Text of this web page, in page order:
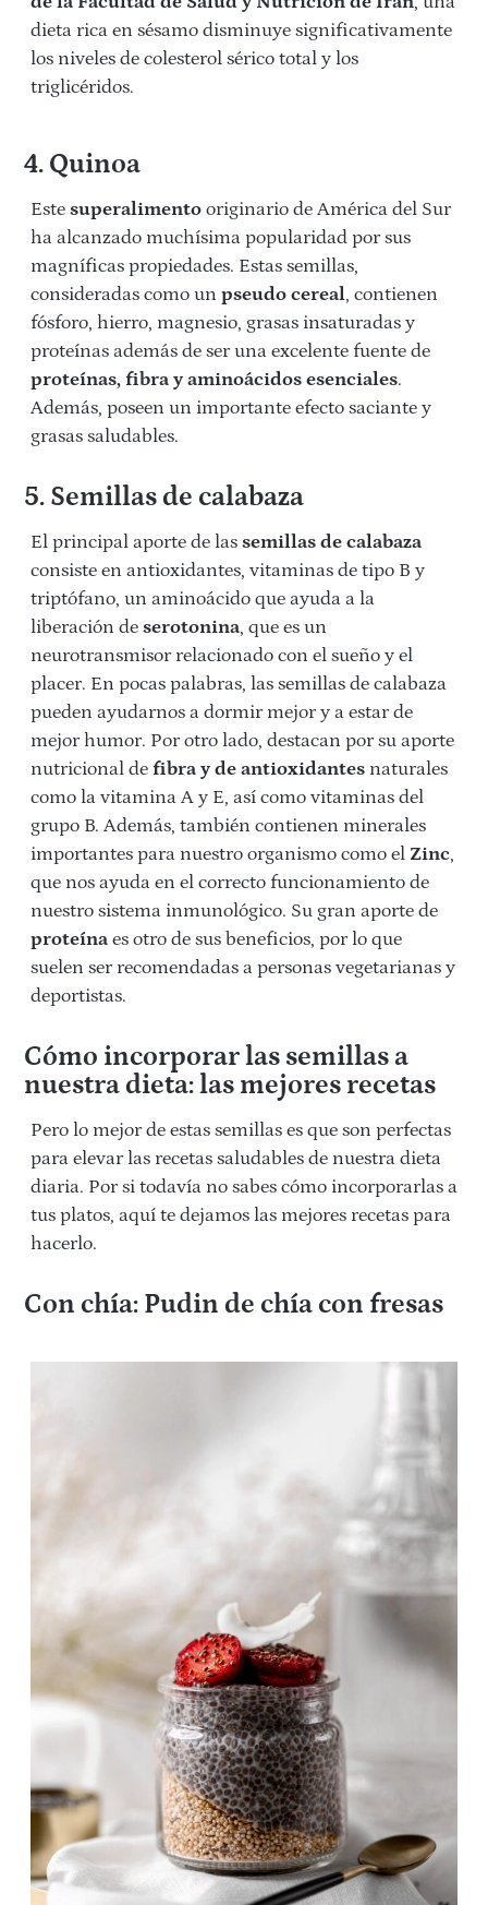
dieta rica en sésamo disminuye significativamente
los niveles de colesterol sérico total y los
triglicéridos.
4. Quinoa
Este superalimento originario de América del Sur
ha alcanzado muchísima popularidad por sus
magníficas propiedades. Estas semillas,
consideradas como un pseudo cereal, contienen
fósforo, hierro, magnesio, grasas insaturadas y
proteínas además de ser una excelente fuente de
proteínas, fibra y aminoácidos esenciales.
Además, poseen un importante efecto saciante y
grasas saludables.
5. Semillas de calabaza
El principal aporte de las semillas de calabaza
consiste en antioxidantes, vitaminas de tipo B y
triptófano, un aminoácido que ayuda a la
liberación de serotonina, que es un
neurotransmisor relacionado con el sueño y el
placer. En pocas palabras, las semillas de calabaza
pueden ayudarnos a dormir mejor y a estar de
mejor humor. Por otro lado, destacan por su aporte
nutricional de fibra y de antioxidantes naturales
como la vitamina A y E, así como vitaminas del
grupo B. Además, también contienen minerales
importantes para nuestro organismo como el Zinc,
que nos ayuda en el correcto funcionamiento de
nuestro sistema inmunológico. Su gran aporte de
proteína es otro de sus beneficios, por lo que
suelen ser recomendadas a personas vegetarianas y
deportistas.
Cómo incorporar las semillas a
nuestra dieta: las mejores recetas
Pero lo mejor de estas semillas es que son perfectas
para elevar las recetas saludables de nuestra dieta
diaria. Por si todavía no sabes cómo incorporarlas a
tus platos, aquí te dejamos las mejores recetas para
hacerlo.
Con chía: Pudin de chía con fresas